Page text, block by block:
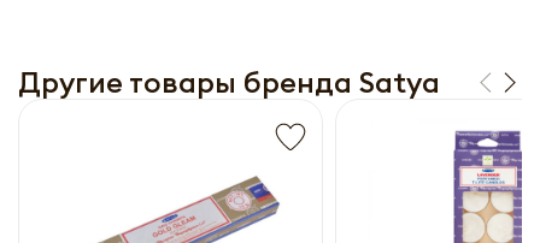
Другие товары бренда Satya
Получить прайс-лист